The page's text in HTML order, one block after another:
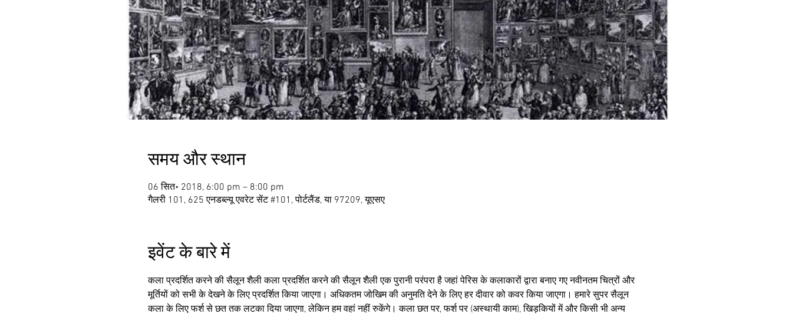
समय और स्थान
06 सित॰ 2018, 6:00 pm – 8:00 pm
गैलरी 101, 625 एनडब्ल्यू एवरेट सेंट #101, पोर्टलैंड, या 97209, यूएसए
इवेंट के बारे में
कला प्रदर्शित करने की सैलून शैली कला प्रदर्शित करने की सैलून शैली एक पुरानी परंपरा है जहां पेरिस के कलाकारों द्वारा बनाए गए नवीनतम चित्रों और
मूर्तियों को सभी के देखने के लिए प्रदर्शित किया जाएगा। अधिकतम जोखिम की अनुमति देने के लिए हर दीवार को कवर किया जाएगा। हमारे सुपर सैलून
कला के लिए फर्श से छत तक लटका दिया जाएगा, लेकिन हम वहां नहीं रुकेंगे। कला छत पर, फर्श पर (अस्थायी काम), खिड़कियों में और किसी भी अन्य